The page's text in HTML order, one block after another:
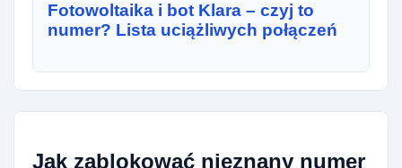
Fotowoltaika i bot Klara – czyj to
numer? Lista uciążliwych połączeń
Jak zablokować nieznany numer